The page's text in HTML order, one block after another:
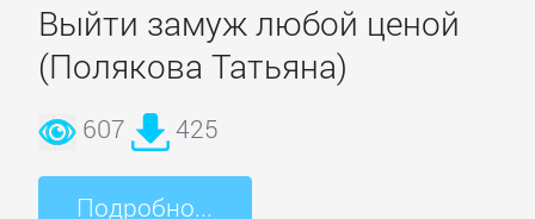
Выйти замуж любой ценой
(Полякова Татьяна)
607 425
Подробно...